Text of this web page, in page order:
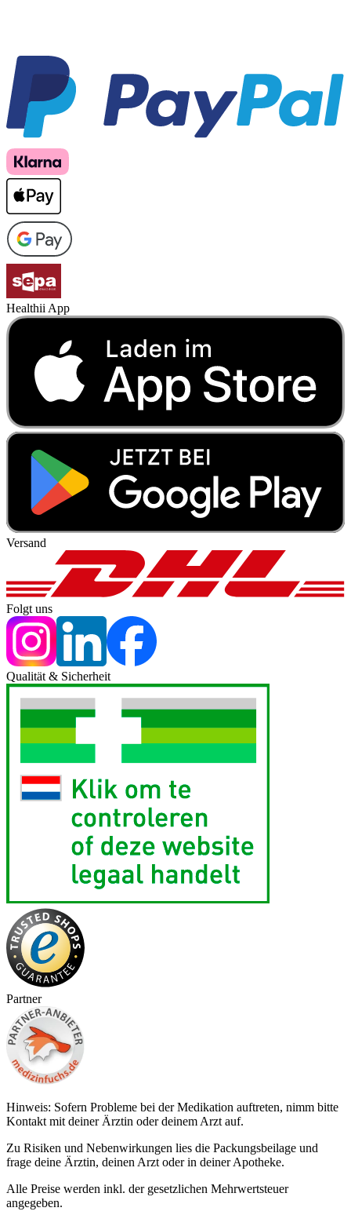
Healthii App
Versand
Folgt uns
Qualität & Sicherheit
Partner
Hinweis: Sofern Probleme bei der Medikation auftreten, nimm bitte
Kontakt mit deiner Ärztin oder deinem Arzt auf.
Zu Risiken und Nebenwirkungen lies die Packungsbeilage und
frage deine Ärztin, deinen Arzt oder in deiner Apotheke.
Alle Preise werden inkl. der gesetzlichen Mehrwertsteuer
angegeben.